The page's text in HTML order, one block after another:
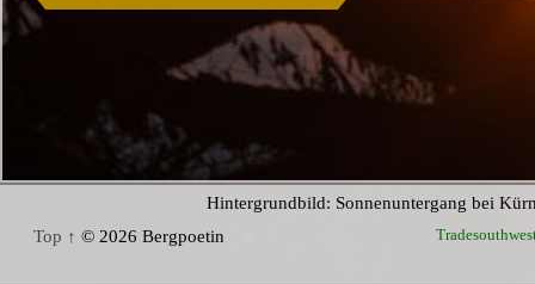
Hintergrundbild: Sonnenuntergang bei
Top ↑ © 2026 Bergpoetin